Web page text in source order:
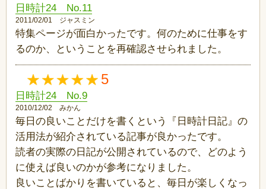
日時計24 No.11
2011/02/01 ジャスミン
特集ページが面白かったです。何のために仕事をす
るのか、ということを再確認させられました。
5
日時計24 No.9
2010/12/02 みかん
毎日の良いことだけを書くという『日時計日記』の
活用法が紹介されている記事が良かったです。
読者の実際の日記が公開されているので、どのよう
に使えば良いのかが参考になりました。
良いことばかりを書いていると、毎日が楽しくなっ